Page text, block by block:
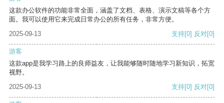
这款办公软件的功能非常全面，涵盖了文档、表格、演示文稿等各个方
面。我可以使用它来完成日常办公的所有任务，非常方便。
2025-09-13
支持[0] 反对[0]
游客
这款app是我学习路上的良师益友，让我能够随时随地学习新知识，拓宽
视野。
2025-09-13
支持[0] 反对[0]